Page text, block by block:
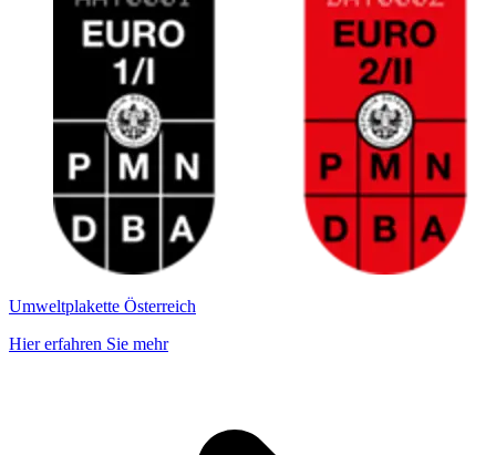
Umweltplakette Österreich
Hier erfahren Sie mehr